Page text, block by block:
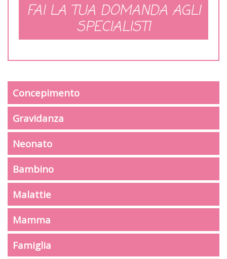
FAI LA TUA DOMANDA AGLI
SPECIALISTI
Concepimento
Gravidanza
Neonato
Bambino
Malattie
Mamma
Famiglia